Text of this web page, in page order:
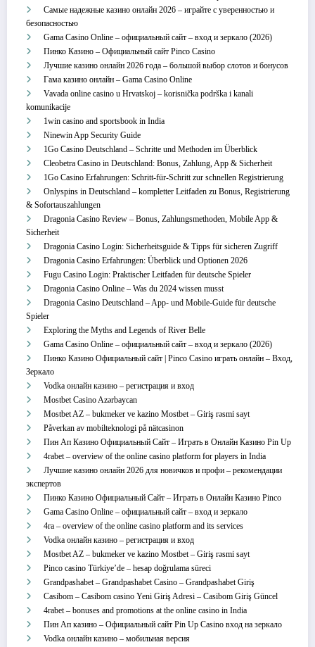
Самые надежные казино онлайн 2026 – играйте с уверенностью и
безопасностью
Gama Casino Online – официальный сайт – вход и зеркало (2026)
Пинко Казино – Официальный сайт Pinco Casino
Лучшие казино онлайн 2026 года – большой выбор слотов и бонусов
Гама казино онлайн – Gama Casino Online
Vavada online casino u Hrvatskoj – korisnička podrška i kanali
komunikacije
1win casino and sportsbook in India
Ninewin App Security Guide
1Go Casino Deutschland – Schritte und Methoden im Überblick
Cleobetra Casino in Deutschland: Bonus, Zahlung, App & Sicherheit
1Go Casino Erfahrungen: Schritt‑für‑Schritt zur schnellen Registrierung
Onlyspins in Deutschland – kompletter Leitfaden zu Bonus, Registrierung
& Sofortauszahlungen
Dragonia Casino Review – Bonus, Zahlungsmethoden, Mobile App &
Sicherheit
Dragonia Casino Login: Sicherheitsguide & Tipps für sicheren Zugriff
Dragonia Casino Erfahrungen: Überblick und Optionen 2026
Fugu Casino Login: Praktischer Leitfaden für deutsche Spieler
Dragonia Casino Online – Was du 2024 wissen musst
Dragonia Casino Deutschland – App‑ und Mobile‑Guide für deutsche
Spieler
Exploring the Myths and Legends of River Belle
Gama Casino Online – официальный сайт – вход и зеркало (2026)
Пинко Казино Официальный сайт | Pinco Casino играть онлайн – Вход,
Зеркало
Vodka онлайн казино – регистрация и вход
Mostbet Casino Azərbaycan
Mostbet AZ – bukmeker ve kazino Mostbet – Giriş rəsmi sayt
Påverkan av mobilteknologi på nätcasinon
Пин Ап Казино Официальный Сайт – Играть в Онлайн Казино Pin Up
4rabet – overview of the online casino platform for players in India
Лучшие казино онлайн 2026 для новичков и профи – рекомендации
экспертов
Пинко Казино Официальный Сайт – Играть в Онлайн Казино Pinco
Gama Casino Online – официальный сайт – вход и зеркало
4ra – overview of the online casino platform and its services
Vodka онлайн казино – регистрация и вход
Mostbet AZ – bukmeker ve kazino Mostbet – Giriş rəsmi sayt
Pinco casino Türkiye’de – hesap doğrulama süreci
Grandpashabet – Grandpashabet Casino – Grandpashabet Giriş
Casibom – Casibom casino Yeni Giriş Adresi – Casibom Giriş Güncel
4rabet – bonuses and promotions at the online casino in India
Пин Ап казино – Официальный сайт Pin Up Casino вход на зеркало
Vodka онлайн казино – мобильная версия